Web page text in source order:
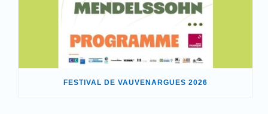
FESTIVAL DE VAUVENARGUES 2026